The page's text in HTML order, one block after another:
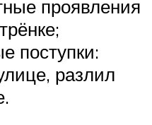
проявления
поступки:
разлил